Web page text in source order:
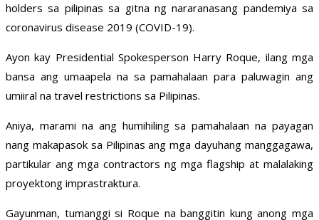
holders sa pilipinas sa gitna ng nararanasang pandemiya sa
coronavirus disease 2019 (COVID-19).
Ayon kay Presidential Spokesperson Harry Roque, ilang mga
bansa ang umaapela na sa pamahalaan para paluwagin ang
umiiral na travel restrictions sa Pilipinas.
Aniya, marami na ang humihiling sa pamahalaan na payagan
nang makapasok sa Pilipinas ang mga dayuhang manggagawa,
partikular ang mga contractors ng mga flagship at malalaking
proyektong imprastraktura.
Gayunman, tumanggi si Roque na banggitin kung anong mga